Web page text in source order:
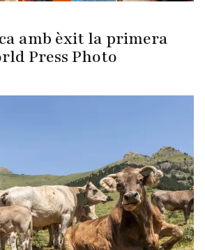
amb èxit la primera
Press Photo